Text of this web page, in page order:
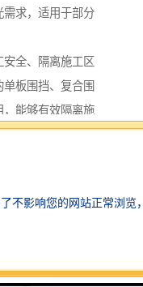
需求，适用于部分
全、隔离施工区
板围挡、复合围
，能够有效隔离施
环境的影响。无论
业区的分区隔
围挡产品。
的关键构件，在隧
规格齐全，可根据